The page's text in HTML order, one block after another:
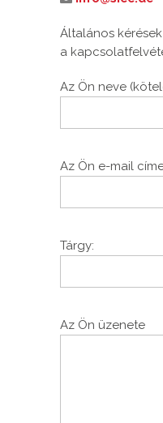
Általános
a
Az Ön neve
Az Ön e-mail
Tárgy:
Az Ön üzenete